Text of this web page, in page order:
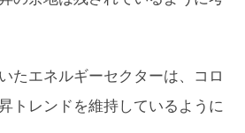
たエネルギーセクターは、コロ
トレンドを維持しているように